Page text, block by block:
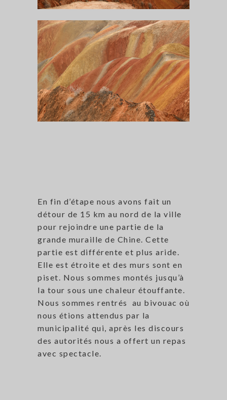
En fin d’étape nous avons fait un
détour de 15 km au nord de la ville
pour rejoindre une partie de la
grande muraille de Chine. Cette
partie est différente et plus aride.
Elle est étroite et des murs sont en
piset. Nous sommes montés jusqu’à
la tour sous une chaleur étouffante.
Nous sommes rentrés au bivouac où
nous étions attendus par la
municipalité qui, après les discours
des autorités nous a offert un repas
avec spectacle.